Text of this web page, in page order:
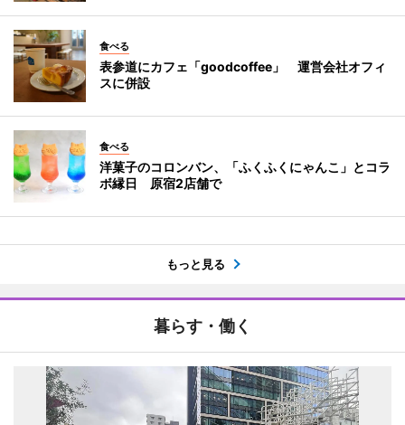
食べる
表参道にカフェ「goodcoffee」 運営会社オフィ
スに併設
食べる
洋菓子のコロンバン、「ふくふくにゃんこ」とコラ
ボ縁日 原宿2店舗で
もっと見る
暮らす・働く